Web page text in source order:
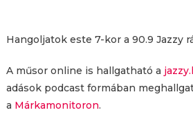
Hangoljatok este 7-kor a 90.9 Jazzy
A műsor online is hallgatható a
adások podcast formában
a Márkamonitoron.